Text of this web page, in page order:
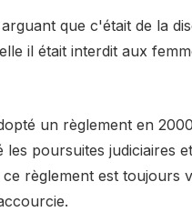
que c'était de la
il était interdit aux
un règlement en
poursuites judiciaires
règlement est toujours